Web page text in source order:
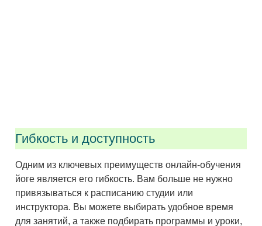
Гибкость и доступность
Одним из ключевых преимуществ онлайн-обучения
йоге является его гибкость. Вам больше не нужно
привязываться к расписанию студии или
инструктора. Вы можете выбирать удобное время
для занятий, а также подбирать программы и уроки,